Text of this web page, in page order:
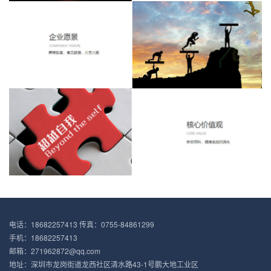
电话：18682257413 传真：0755-84861299
手机：18682257413
邮箱：271962872@qq.com
地址：深圳市龙岗街道龙西社区清水路43-1号鹏大地工业区